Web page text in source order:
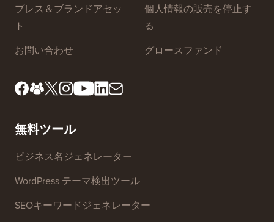
プレス＆ブランドアセッ
ト
お問い合わせ
個人情報の販売を停止す
る
グロースファンド
無料ツール
ビジネス名ジェネレーター
WordPress テーマ検出ツール
SEOキーワードジェネレーター